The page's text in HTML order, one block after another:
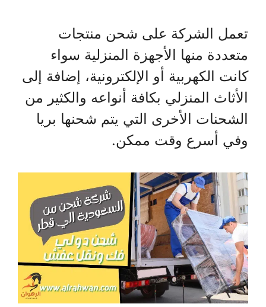
تعمل الشركة على شحن منتجات
متعددة منها الأجهزة المنزلية سواء
كانت الكهربية أو الإلكترونية، إضافة إلى
الأثاث المنزلي بكافة أنواعه والكثير من
الشحنات الأخرى التي يتم شحنها بريا
وفي أسرع وقت ممكن.